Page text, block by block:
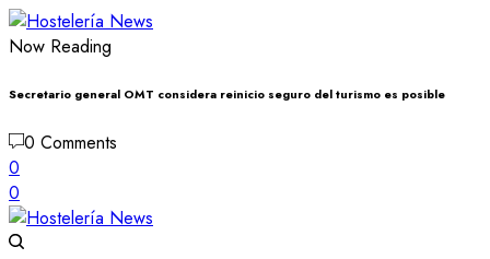
Now Reading
Secretario general OMT considera reinicio seguro del turismo es posible
0 Comments
0
0